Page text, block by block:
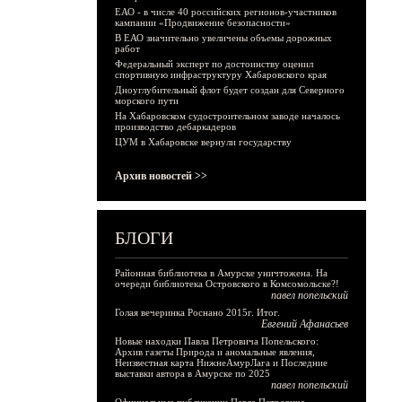
ЕАО - в числе 40 российских регионов-участников
кампании «Продвижение безопасности»
В ЕАО значительно увеличены объемы дорожных
работ
Федеральный эксперт по достоинству оценил
спортивную инфраструктуру Хабаровского края
Дноуглубительный флот будет создан для Северного
морского пути
На Хабаровском судостроительном заводе началось
производство дебаркадеров
ЦУМ в Хабаровске вернули государству
Архив новостей >>
БЛОГИ
Районная библиотека в Амурске уничтожена. На
очереди библиотека Островского в Комсомольске?!
павел попельский
Голая вечеринка Роснано 2015г. Итог.
Евгений Афанасьев
Новые находки Павла Петровича Попельского:
Архив газеты Природа и аномальные явления,
Неизвестная карта НижнеАмурЛага и Последние
выставки автора в Амурске по 2025
павел попельский